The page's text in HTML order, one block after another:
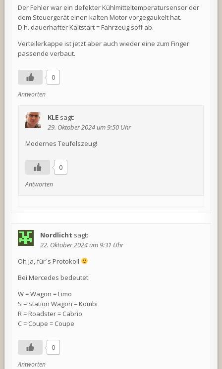
Der Fehler war ein defekter Kühlmitteltemperatursensor der
dem Steuergerät einen kalten Motor vorgegaukelt hat.
D.h. dauerhafter Kaltstart = Fahrzeug soff ab.
Verteilerkappe ist jetzt aber auch wieder eine zum Finger
passende verbaut.
0
Antworten
KLE sagt:
29. Oktober 2024 um 9:50 Uhr
Modernes Teufelszeug!
0
Antworten
Nordlicht sagt:
22. Oktober 2024 um 9:31 Uhr
Oh ja, für´s Protokoll
Bei Mercedes bedeutet:
W = Wagon = Limo
S = Station Wagon = Kombi
R = Roadster = Cabrio
C = Coupe = Coupe
0
Antworten